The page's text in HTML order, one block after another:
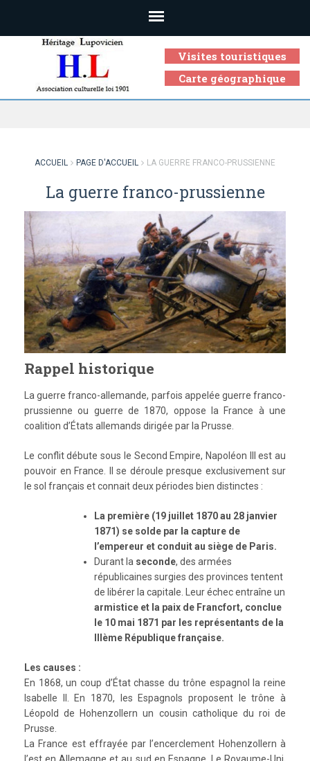
Visites touristiques
Carte géographique
ACCUEIL PAGE D'ACCUEIL LA GUERRE FRANCO-PRUSSIENNE
La guerre franco-prussienne
Rappel historique
La guerre franco-allemande, parfois appelée guerre franco-
prussienne ou guerre de 1870, oppose la France à une
coalition d’États allemands dirigée par la Prusse.
Le conflit débute sous le Second Empire, Napoléon III est au
pouvoir en France. Il se déroule presque exclusivement sur
le sol français et connait deux périodes bien distinctes :
La première (19 juillet 1870 au 28 janvier
1871) se solde par la capture de
l’empereur et conduit au siège de Paris.
Durant la seconde, des armées
républicaines surgies des provinces tentent
de libérer la capitale. Leur échec entraîne un
armistice et la paix de Francfort, conclue
le 10 mai 1871 par les représentants de la
IIIème République française.
Les causes :
En 1868, un coup d’État chasse du trône espagnol la reine
Isabelle II. En 1870, les Espagnols proposent le trône à
Léopold de Hohenzollern un cousin catholique du roi de
Prusse.
La France est effrayée par l’encerclement Hohenzollern à